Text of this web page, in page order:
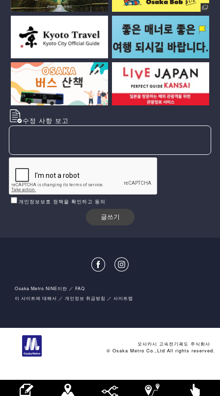
수정 사항 보고
개인정보보호 정책을 확인하고 동의
Osaka Metro NiNE이란
FAQ
이 사이트에 대해서
개인정보 취급방침 사이트맵
오사카시 고속전기궤도 주식회사
© Osaka Metro Co.,Ltd All rights reserved.